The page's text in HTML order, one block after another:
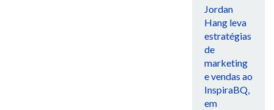
Jordan
Hang leva
estratégias
de
marketing
e vendas ao
InspiraBQ,
em